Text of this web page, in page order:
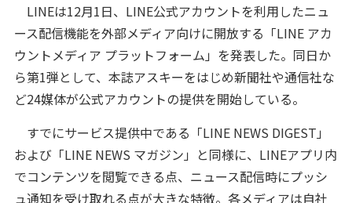
LINEは12月1日、LINE公式アカウントを利用したニュ
ース配信機能を外部メディア向けに開放する「LINE アカ
ウントメディア プラットフォーム」を発表した。同日か
ら第1弾として、本誌アスキーをはじめ新聞社や通信社な
ど24媒体が公式アカウントの提供を開始している。
すでにサービス提供中である「LINE NEWS DIGEST」
および「LINE NEWS マガジン」と同様に、LINEアプリ内
でコンテンツを閲覧できる点、ニュース配信時にプッシ
ュ通知を受け取れる点が大きな特徴。各メディアは自社